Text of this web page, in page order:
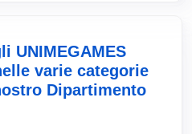
UNIMEGAMES
varie categorie
Dipartimento